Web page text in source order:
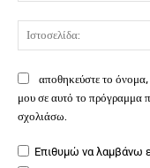
αποθηκεύστε το όνομα,
μου σε αυτό το πρόγραμμα
σχολιάσω.
Επιθυμώ να λαμβάνω